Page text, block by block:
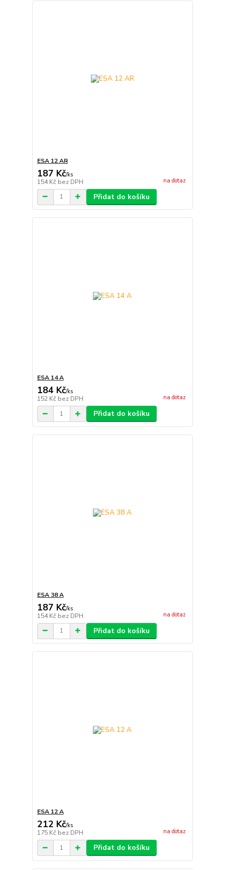
ESA 12 AR
187 Kč/ks
154 Kč bez DPH na dotaz
Přidat do košíku
ESA 14 A
184 Kč/ks
152 Kč bez DPH na dotaz
Přidat do košíku
ESA 38 A
187 Kč/ks
154 Kč bez DPH na dotaz
Přidat do košíku
ESA 12 A
212 Kč/ks
175 Kč bez DPH na dotaz
Přidat do košíku